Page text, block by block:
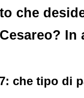
che
In
che tipo di